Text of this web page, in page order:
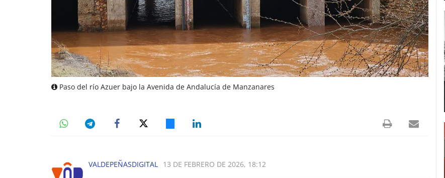
Paso del río Azuer bajo la Avenida de Andalucía de Manzanares
VALDEPEÑASDIGITAL 13 DE FEBRERO DE 2026, 18:12